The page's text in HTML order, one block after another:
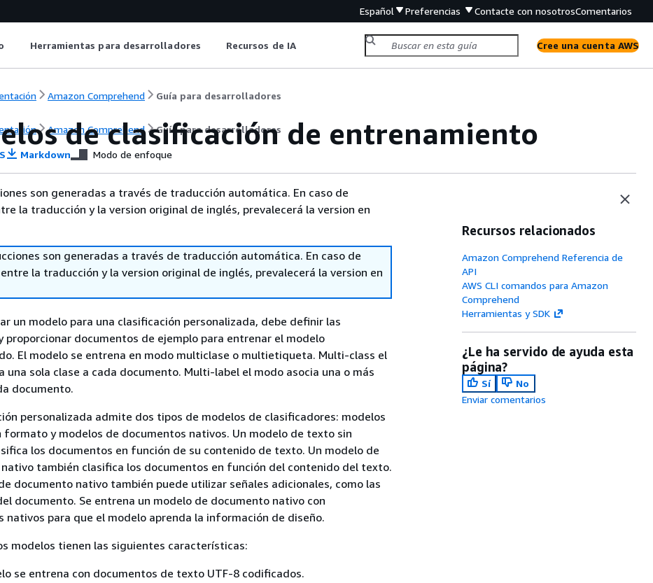
Español Preferencias Contacte con nosotrosComentarios
Herramientas para desarrolladores Recursos de IA Cree una cuenta AWS
Amazon Comprehend Guía para desarrolladores
Amazon Comprehend Guía para desarrolladores
de clasificación de entrenamiento
Markdown Modo de enfoque
son generadas a través de traducción automática. En caso de
la traducción y la version original de inglés, prevalecerá la version en
son generadas a través de traducción automática. En caso de
la traducción y la version original de inglés, prevalecerá la version en
un modelo para una clasificación personalizada, debe definir las
proporcionar documentos de ejemplo para entrenar el modelo
El modelo se entrena en modo multiclase o multietiqueta. Multi-class el
una sola clase a cada documento. Multi-label el modo asocia una o más
documento.
personalizada admite dos tipos de modelos de clasificadores: modelos
formato y modelos de documentos nativos. Un modelo de texto sin
los documentos en función de su contenido de texto. Un modelo de
también clasifica los documentos en función del contenido del texto.
documento nativo también puede utilizar señales adicionales, como las
documento. Se entrena un modelo de documento nativo con
nativos para que el modelo aprenda la información de diseño.
modelos tienen las siguientes características:
se entrena con documentos de texto UTF-8 codificados.
Recursos relacionados
Amazon Comprehend Referencia de
API
AWS CLI comandos para Amazon
Comprehend
Herramientas y SDK
¿Le ha servido de ayuda esta
página?
Sí
No
Enviar comentarios